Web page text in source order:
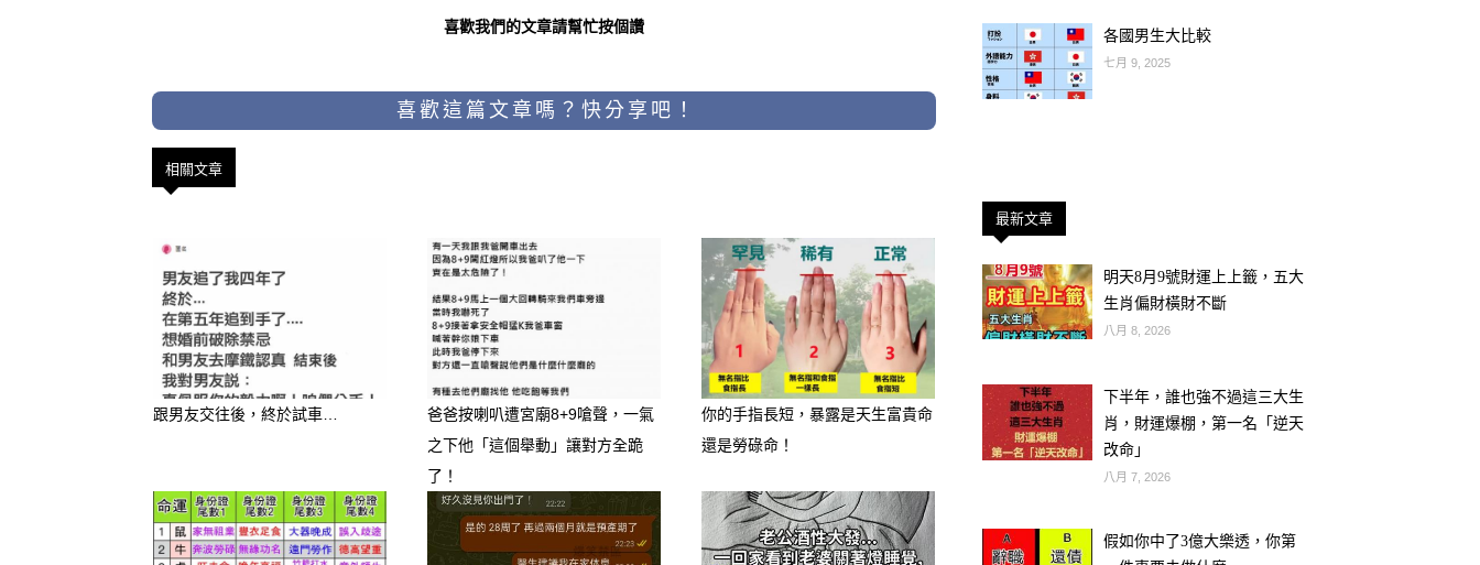
喜歡我們的文章請幫忙按個讚
喜歡這篇文章嗎？快分享吧！
相關文章
跟男友交往後，終於試車…
爸爸按喇叭遭宮廟8+9嗆聲，一氣
之下他「這個舉動」讓對方全跪
了！
你的手指長短，暴露是天生富貴命
還是勞碌命！
各國男生大比較
七月 9, 2025
最新文章
明天8月9號財運上上籤，五大
生肖偏財橫財不斷
八月 8, 2026
下半年，誰也強不過這三大生
肖，財運爆棚，第一名「逆天
改命」
八月 7, 2026
假如你中了3億大樂透，你第